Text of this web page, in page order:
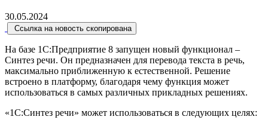
30.05.2024
Ссылка на новость скопирована
На базе 1С:Предприятие 8 запущен новый функционал –
Синтез речи. Он предназначен для перевода текста в речь,
максимально приближенную к естественной. Решение
встроено в платформу, благодаря чему функция может
использоваться в самых различных прикладных решениях.
«1С:Синтез речи» может использоваться в следующих целях: